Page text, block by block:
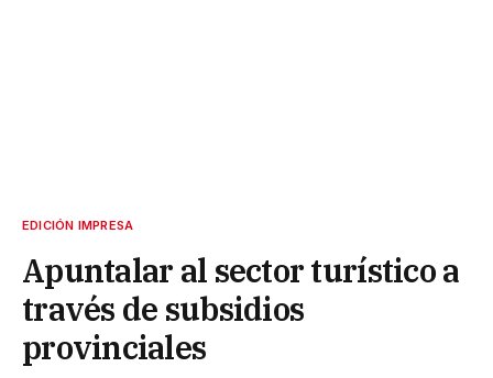
EDICIÓN IMPRESA
Apuntalar al sector turístico a
través de subsidios
provinciales